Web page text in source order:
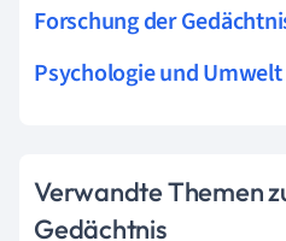
Forschung der
Psychologie und Umwelt
Verwandte Themen
Gedächtnis